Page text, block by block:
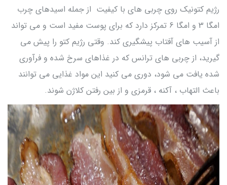
رژیم کتونیک روی چربی های با کیفیت از جمله اسیدهای چرب
امگا 3 و امگا 6 تمرکز دارد که برای پوست مفید است و می تواند
از آسیب های آفتاب پیشگیری کند. وقتی رژیم کتو را پیش می
گیرید، از چربی های ترانس که در غذاهای سرخ شده و فرآوری
شده یافت می شود، دوری می کنید این مواد غذایی می توانند
باعث التهاب ، آکنه ، قرمزی و از بین رفتن کلاژن شوند.